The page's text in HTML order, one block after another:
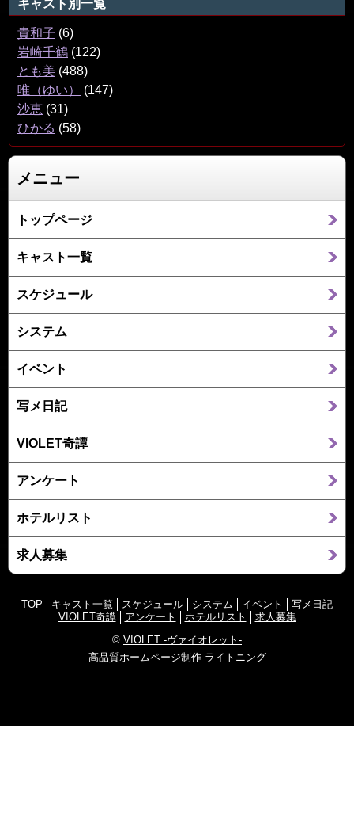
キャスト別一覧
貴和子 (6)
岩崎千鶴 (122)
とも美 (488)
唯（ゆい）
(147)
沙恵 (31)
ひかる (58)
メニュー
トップページ
キャスト一覧
スケジュール
システム
イベント
写メ日記
VIOLET奇譚
アンケート
ホテルリスト
求人募集
TOP キャスト一覧 スケジュール システム イベント
写メ日記
VIOLET奇譚
アンケート ホテルリスト
求人募集
© VIOLET -ヴァイオレット-
高品質ホームページ制作 ライトニング